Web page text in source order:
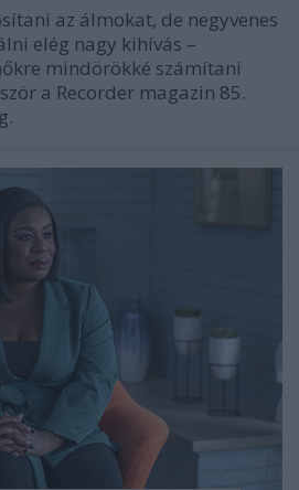
az álmokat, de negyvenes
elég nagy kihívás –
mindörökké számítani
a Recorder magazin 85.